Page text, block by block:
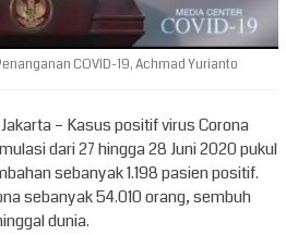
COVID-19, Achmad Yurianto
– Kasus positif virus Corona
dari 27 hingga 28 Juni 2020 pukul
sebanyak 1.198 pasien positif.
sebanyak 54.010 orang, sembuh
dunia.